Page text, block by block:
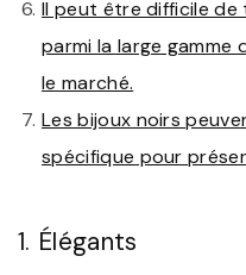
Il peut être difficile de
parmi la large gamme
le marché.
Les bijoux noirs
spécifique pour
1. Élégants